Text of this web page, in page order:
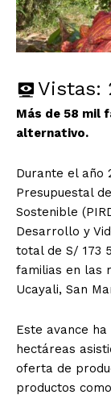
Vistas:
Más de 58 mil
alternativo.
Durante el año
Presupuestal
Sostenible
Desarrollo y
total de S/ 173
familias en las
Ucayali, San
Este avance
hectáreas
oferta de
productos